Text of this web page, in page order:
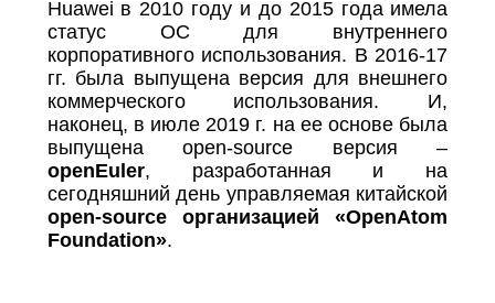
Huawei в 2010 году и до 2015 года имела
статус ОС для внутреннего
корпоративного использования. В 2016-17
гг. была выпущена версия для внешнего
коммерческого использования. И,
наконец, в июле 2019 г. на ее основе была
выпущена open-source версия –
openEuler, разработанная и на
сегодняшний день управляемая китайской
open-source организацией «OpenAtom
Foundation».